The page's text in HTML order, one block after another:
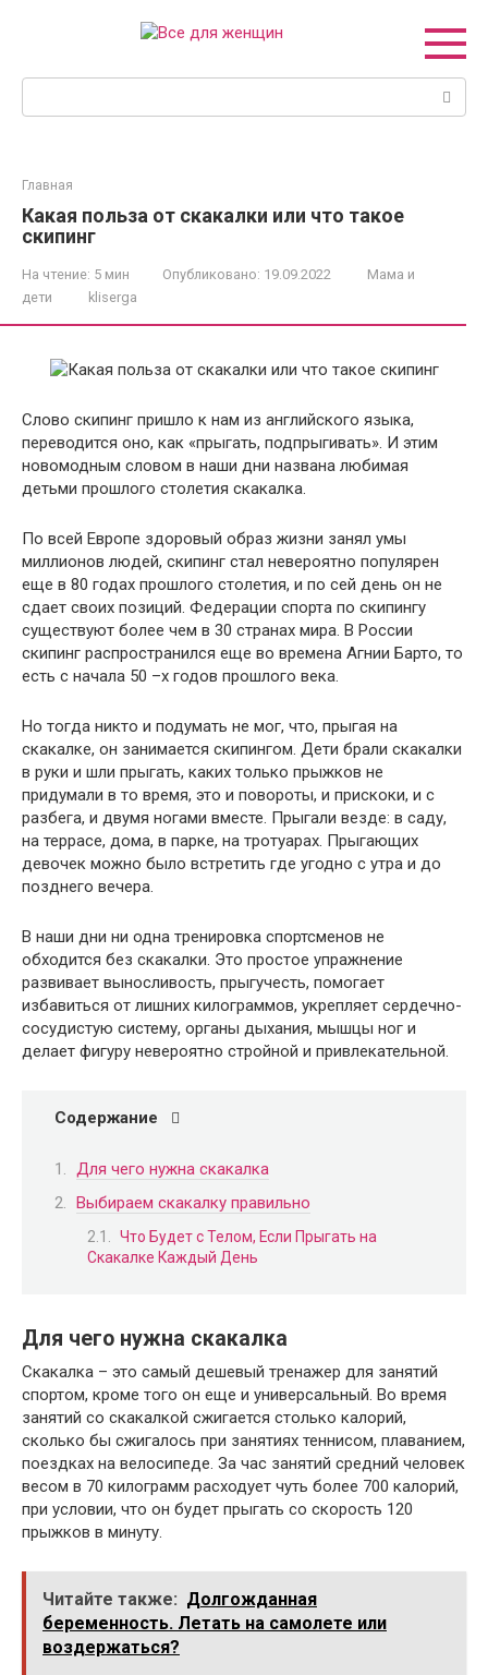
Главная
Какая польза от скакалки или что такое
скипинг
На чтение: 5 мин Опубликовано: 19.09.2022
Мама и
дети
kliserga
Слово скипинг пришло к нам из английского языка,
переводится оно, как «прыгать, подпрыгивать». И этим
новомодным словом в наши дни названа любимая
детьми прошлого столетия скакалка.
По всей Европе здоровый образ жизни занял умы
миллионов людей, скипинг стал невероятно популярен
еще в 80 годах прошлого столетия, и по сей день он не
сдает своих позиций. Федерации спорта по скипингу
существуют более чем в 30 странах мира. В России
скипинг распространился еще во времена Агнии Барто, то
есть с начала 50 –х годов прошлого века.
Но тогда никто и подумать не мог, что, прыгая на
скакалке, он занимается скипингом. Дети брали скакалки
в руки и шли прыгать, каких только прыжков не
придумали в то время, это и повороты, и прискоки, и с
разбега, и двумя ногами вместе. Прыгали везде: в саду,
на террасе, дома, в парке, на тротуарах. Прыгающих
девочек можно было встретить где угодно с утра и до
позднего вечера.
В наши дни ни одна тренировка спортсменов не
обходится без скакалки. Это простое упражнение
развивает выносливость, прыгучесть, помогает
избавиться от лишних килограммов, укрепляет сердечно-
сосудистую систему, органы дыхания, мышцы ног и
делает фигуру невероятно стройной и привлекательной.
Содержание
Для чего нужна скакалка
Выбираем скакалку правильно
Что Будет с Телом, Если Прыгать на
Скакалке Каждый День
Для чего нужна скакалка
Скакалка – это самый дешевый тренажер для занятий
спортом, кроме того он еще и универсальный. Во время
занятий со скакалкой сжигается столько калорий,
сколько бы сжигалось при занятиях теннисом, плаванием,
поездках на велосипеде. За час занятий средний человек
весом в 70 килограмм расходует чуть более 700 калорий,
при условии, что он будет прыгать со скорость 120
прыжков в минуту.
Читайте также: Долгожданная
беременность. Летать на самолете или
воздержаться?